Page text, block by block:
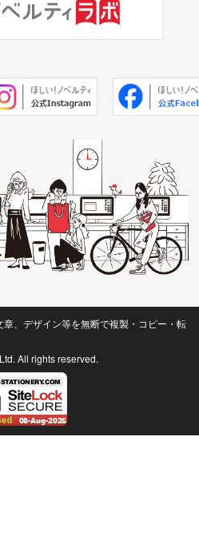
、デザイン等を無断で複製・コピー・転
All rights reserved.